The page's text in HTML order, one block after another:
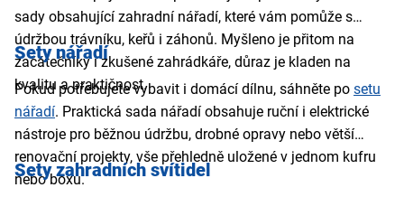
sady obsahující zahradní nářadí, které vám pomůže s
údržbou trávníku, keřů i záhonů. Myšleno je přitom na
začátečníky i zkušené zahrádkáře, důraz je kladen na
kvalitu a praktičnost.
Sety nářadí
Pokud potřebujete vybavit i domácí dílnu, sáhněte po setu
nářadí. Praktická sada nářadí obsahuje ruční i elektrické
nástroje pro běžnou údržbu, drobné opravy nebo větší
renovační projekty, vše přehledně uložené v jednom kufru
nebo boxu.
Sety zahradních svítidel